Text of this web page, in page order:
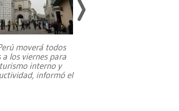
moverá todos
los viernes para
interno y
informó el